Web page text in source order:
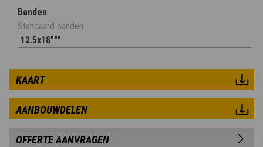
Banden
Standaard banden
12.5x18"""
KAART
AANBOUWDELEN
OFFERTE AANVRAGEN